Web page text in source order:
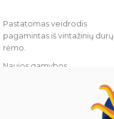
Pastatomas veidrodis
pagamintas iš vintažinių durų
rėmo.
Naujos gamybos.
Išmatavimai: 158 x 49 x 5,5 -